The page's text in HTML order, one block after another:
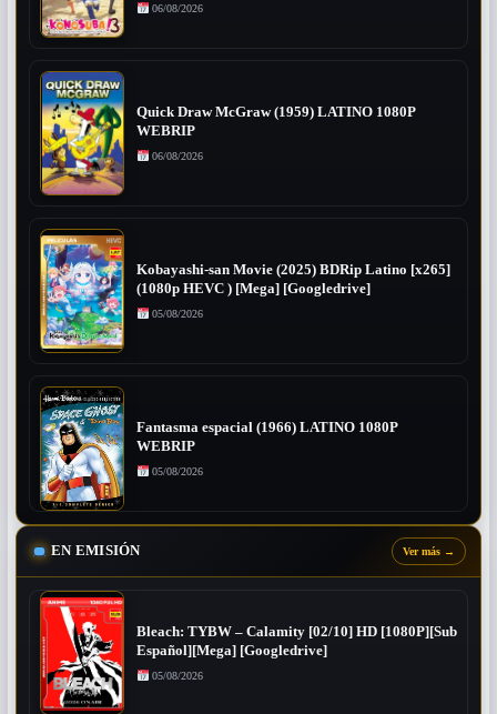
06/08/2026
Quick Draw McGraw (1959) LATINO 1080P
WEBRIP
06/08/2026
Kobayashi-san Movie (2025) BDRip Latino [x265]
(1080p HEVC ) [Mega] [Googledrive]
05/08/2026
Fantasma espacial (1966) LATINO 1080P
WEBRIP
05/08/2026
EN EMISIÓN Ver más →
Bleach: TYBW – Calamity [02/10] HD [1080P][Sub
Español][Mega] [Googledrive]
05/08/2026